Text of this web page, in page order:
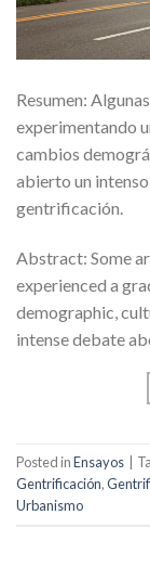
Resumen:
experimentando
cambios
abierto un
gentrificación.
Abstract: Some
experienced a
demographic,
intense debate
Posted inEnsayos
Gentrificación,
Urbanismo